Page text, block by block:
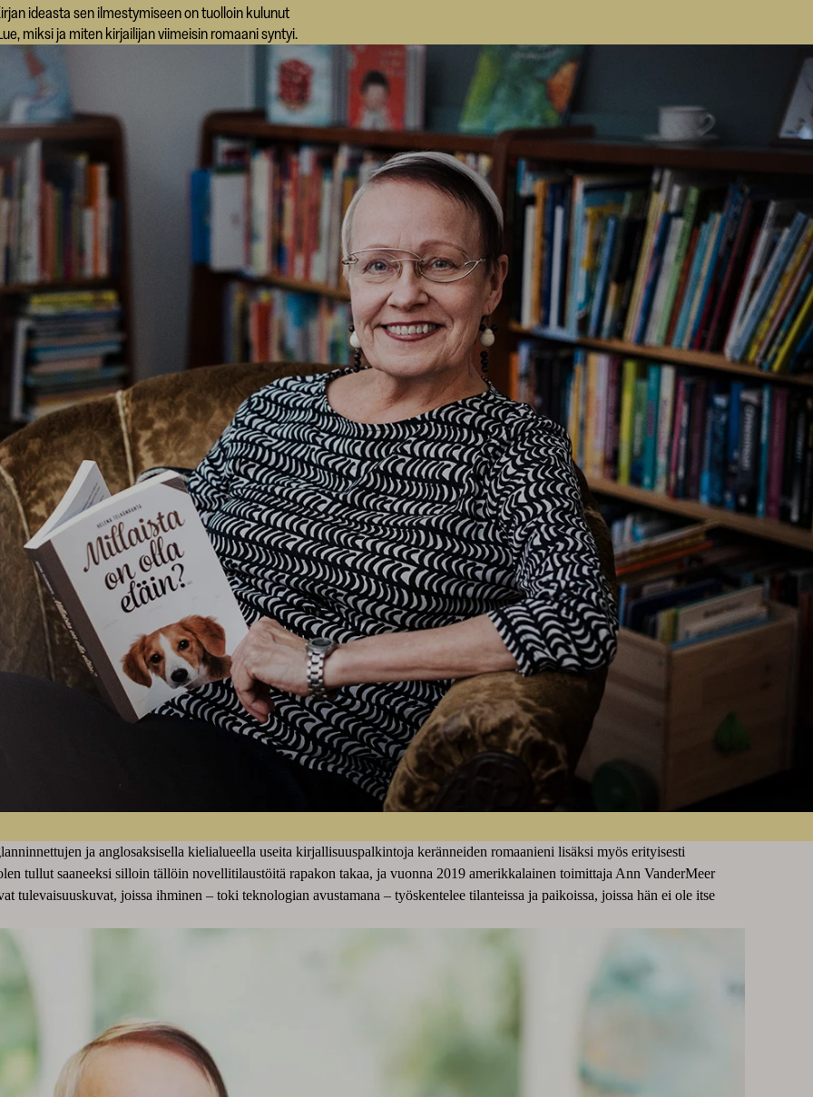
ideasta sen ilmestymiseen on tuolloin kulunut
miksi ja miten kirjailijan viimeisin romaani syntyi.
ja anglosaksisella kielialueella useita kirjallisuuspalkintoja keränneiden romaanieni lisäksi myös erityisesti
tullut saaneeksi silloin tällöin novellitilaustöitä rapakon takaa, ja vuonna 2019 amerikkalainen toimittaja Ann VanderMeer
tulevaisuuskuvat, joissa ihminen – toki teknologian avustamana – työskentelee tilanteissa ja paikoissa, joissa hän ei ole itse